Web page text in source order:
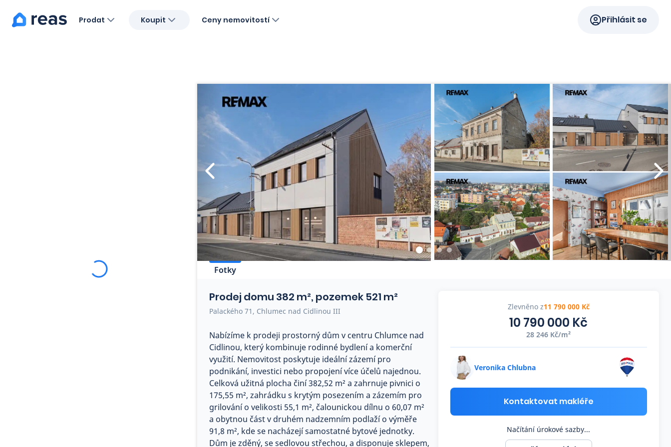
Prodat Koupit Ceny nemovitostí Přihlásit se
Fotky
Prodej domu 382 m², pozemek 521 m²
Palackého 71, Chlumec nad Cidlinou III
Nabízíme k prodeji prostorný dům v centru Chlumce nad
Cidlinou, který kombinuje rodinné bydlení a komerční
využití. Nemovitost poskytuje ideální zázemí pro
podnikání, investici nebo propojení více účelů najednou.
Celková užitná plocha činí 382,52 m² a zahrnuje pivnici o
175,55 m², zahrádku s krytým posezením a zázemím pro
grilování o velikosti 55,1 m², čalounickou dílnu o 60,07 m²
a obytnou část v druhém nadzemním podlaží o výměře
91,8 m², kde se nacházejí samostatné bytové jednotky.
Dům je zděný, se sedlovou střechou, a disponuje sklepem,
Zlevněno z11 790 000 Kč
10 790 000 Kč
28 246 Kč/m²
Veronika Chlubna
Kontaktovat makléře
Načítání úrokové sazby...